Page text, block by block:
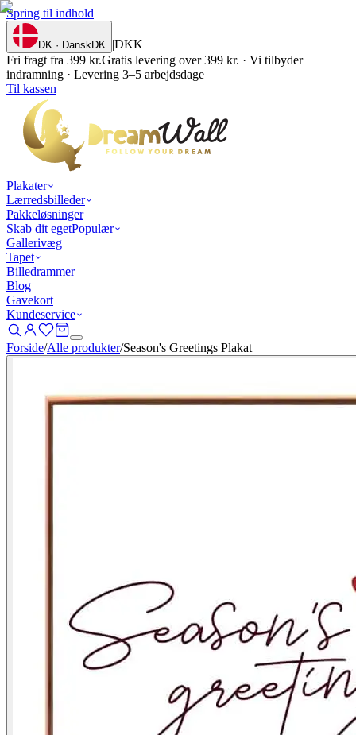
Spring til indhold
DK · DanskDK |DKK
Fri fragt fra 399 kr.Gratis levering over 399 kr. · Vi tilbyder
indramning · Levering 3–5 arbejdsdage
Til kassen
Plakater
Lærredsbilleder
Pakkeløsninger
Skab dit egetPopulær
Gallerivæg
Tapet
Billedrammer
Blog
Gavekort
Kundeservice
Forside/Alle produkter/Season's Greetings Plakat